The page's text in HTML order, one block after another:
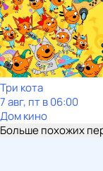
Три кота
7 авг, пт в 06:00
Дом кино
Больше похожих